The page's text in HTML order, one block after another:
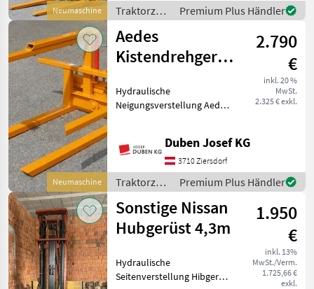
Neumaschine
Bewegung
Traktorzubehör
/ Aedes
Premium Plus Händler
Neumaschine
Aedes
Kistendrehgerät
2.790
€
inkl. 20 %
MwSt.
2.325 € exkl.
Hydraulische
Neigungsverstellung Aedes-
und Fruit. 160 Grad
Drehbewegung, 500 kg
Kipplast, Drehrichtung auf
rechte
Duben Josef KG
3710 Ziersdorf
Traktorzubehör
/ Aedes
Premium Plus Händler
Sonstige Nissan
Hubgerüst 4,3m
1.950
€
inkl. 13%
MwSt./Verm.
1.725,66 €
exkl.
Hydraulische
Seitenverstellung Hibgerüst